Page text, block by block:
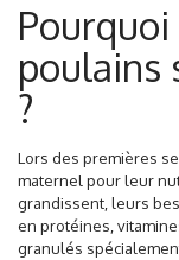
poulains
?
Lors des premières
maternel pour leur
grandissent, leurs
en protéines,
granulés